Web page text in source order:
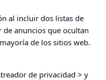
al incluir dos listas de
anuncios que ocultan
de los sitios web.
de privacidad > y